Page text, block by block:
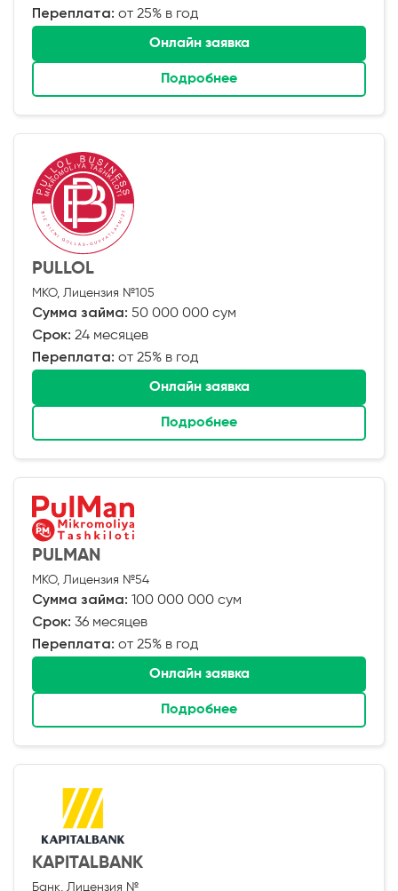
Переплата: от 25% в год
Онлайн заявка
Подробнее
PULLOL
МКО, Лицензия №105
Сумма займа: 50 000 000 сум
Срок: 24 месяцев
Переплата: от 25% в год
Онлайн заявка
Подробнее
PULMAN
МКО, Лицензия №54
Сумма займа: 100 000 000 сум
Срок: 36 месяцев
Переплата: от 25% в год
Онлайн заявка
Подробнее
KAPITALBANK
Банк, Лицензия №